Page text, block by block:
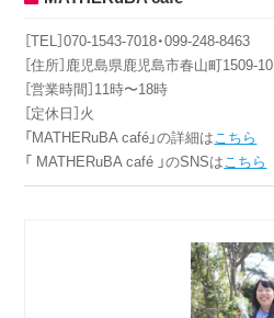
［TEL］070-1543-7018・099-248-8463
［住所］鹿児島県鹿児島市春山町1509-10
［営業時間］11時〜18時
［定休日］火
「MATHERuBA café」の詳細は こちら
「 MATHERuBA café 」のSNSは こちら